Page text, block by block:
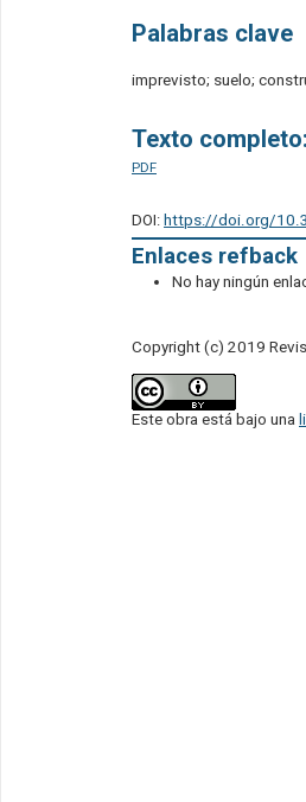
Palabras clave
imprevisto; suelo;
Texto completo:
PDF
DOI: https://doi.org/
Enlaces refback
No hay ningún
Copyright (c) 2019
Este obra está bajo una